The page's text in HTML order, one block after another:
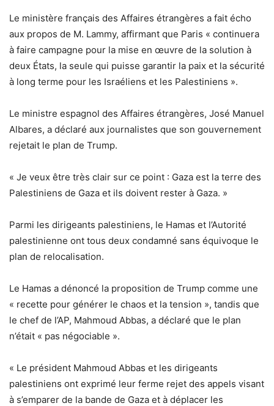
Le ministère français des Affaires étrangères a fait écho
aux propos de M. Lammy, affirmant que Paris « continuera
à faire campagne pour la mise en œuvre de la solution à
deux États, la seule qui puisse garantir la paix et la sécurité
à long terme pour les Israéliens et les Palestiniens ».
Le ministre espagnol des Affaires étrangères, José Manuel
Albares, a déclaré aux journalistes que son gouvernement
rejetait le plan de Trump.
« Je veux être très clair sur ce point : Gaza est la terre des
Palestiniens de Gaza et ils doivent rester à Gaza. »
Parmi les dirigeants palestiniens, le Hamas et l’Autorité
palestinienne ont tous deux condamné sans équivoque le
plan de relocalisation.
Le Hamas a dénoncé la proposition de Trump comme une
« recette pour générer le chaos et la tension », tandis que
le chef de l’AP, Mahmoud Abbas, a déclaré que le plan
n’était « pas négociable ».
« Le président Mahmoud Abbas et les dirigeants
palestiniens ont exprimé leur ferme rejet des appels visant
à s’emparer de la bande de Gaza et à déplacer les